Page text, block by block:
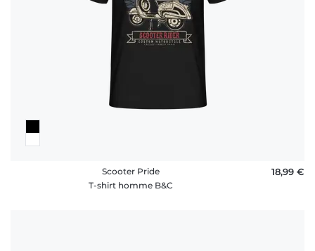
Scooter Pride
T-shirt homme B&C
18,99 €